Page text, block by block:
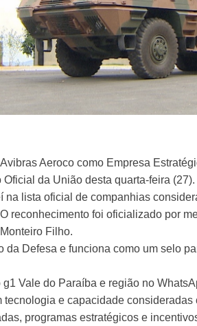
Aeroco como Empresa
da União desta quarta-feira (27).
na lista oficial de companhias
reconhecimento foi oficializado por
Filho.
da Defesa e funciona como um selo
Vale do Paraíba e região no
tecnologia e capacidade consideradas
programas estratégicos e